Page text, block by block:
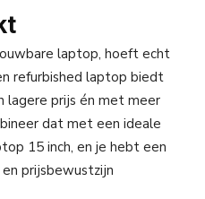
laptop, hoeft echt
refurbished laptop biedt
lagere prijs én met meer
dat met een ideale
15 inch, en je hebt een
prijsbewustzijn